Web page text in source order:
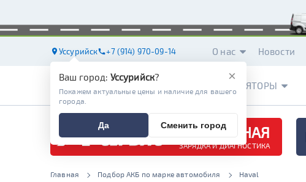
Уссурийск +7 (914) 970-09-14 О нас Новости
АККУМУЛЯТОРЫ
БЕСПЛАТНАЯ
ЗАРЯДКА И ДИАГНОСТИКА
Главная Подбор АКБ по марке автомобиля Haval
×
Ваш город: Уссурийск?
Покажем актуальные цены и наличие для вашего
города.
Да Сменить город